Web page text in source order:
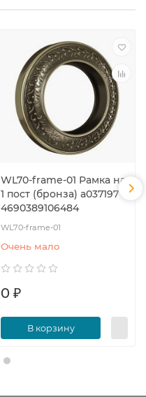
WL70-frame-01 Рамка на
1 пост (бронза) a037197
4690389106484
WL70-frame-01
Очень мало
0 ₽
В корзину